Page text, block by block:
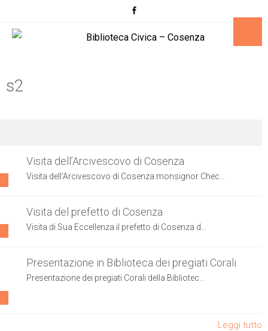
s2
Visita dell’Arcivescovo di Cosenza
Visita dell’Arcivescovo di Cosenza monsignor Chec...
Visita del prefetto di Cosenza
Visita di Sua Eccellenza il prefetto di Cosenza d...
Presentazione in Biblioteca dei pregiati Corali
Presentazione dei pregiati Corali della Bibliotec...
Leggi tutto